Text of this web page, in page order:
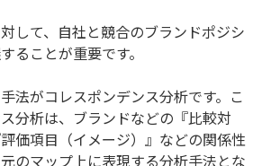
して、自社と競合のブランドポジシ
ることが重要です。
法がコレスポンデンス分析です。こ
分析は、ブランドなどの『比較対
価項目（イメージ）』などの関係性
元のマップ上に表現する分析手法とな